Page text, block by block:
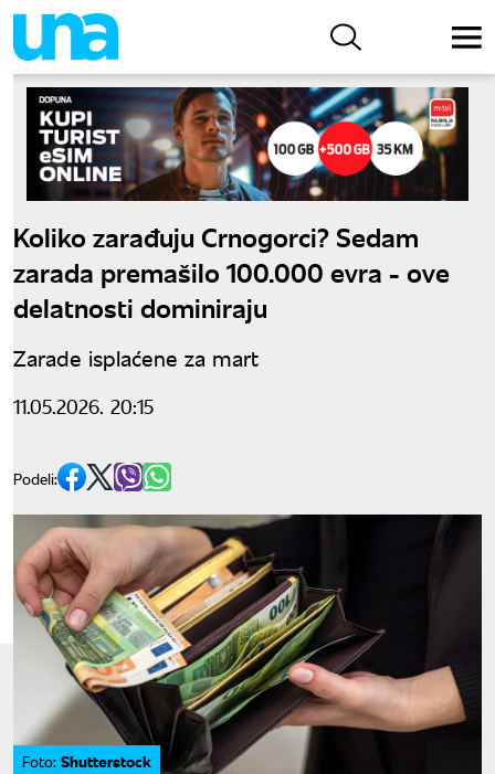
Koliko zarađuju Crnogorci? Sedam
zarada premašilo 100.000 evra - ove
delatnosti dominiraju
Zarade isplaćene za mart
11.05.2026. 20:15
Podeli:
Foto: Shutterstock